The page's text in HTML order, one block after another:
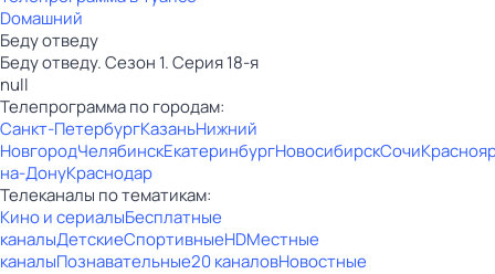
Dомашний
Беду отведу
Беду отведу. Сезон 1. Серия 18-я
null
Телепрограмма по городам:
Санкт-ПетербургКазаньНижний
НовгородЧелябинскЕкатеринбургНовосибирскСочи
на-ДонуКраснодар
Телеканалы по тематикам:
Кино и сериалыБесплатные
каналыДетскиеСпортивныеHDМестные
каналыПознавательные20 каналовНовостные